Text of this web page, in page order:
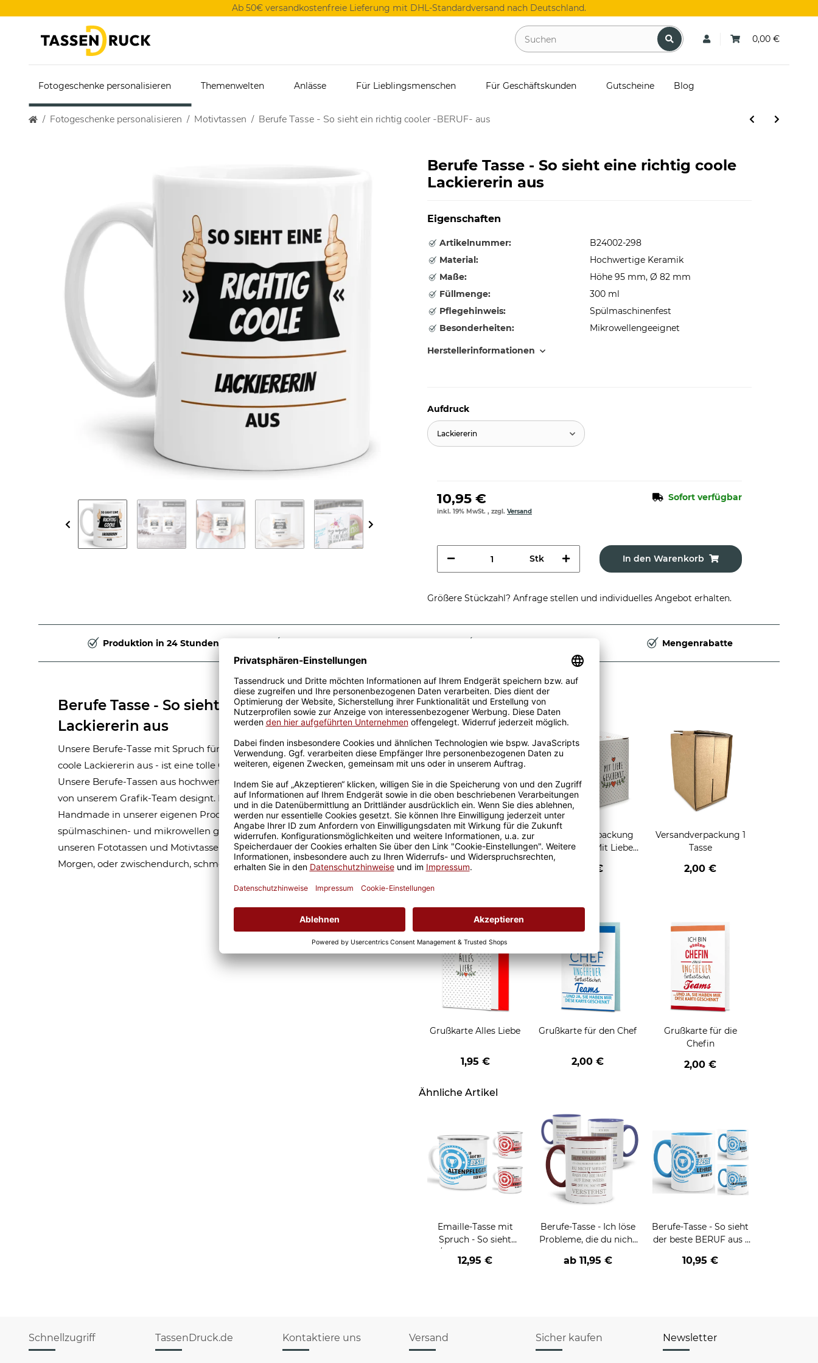
Ab 50€ versandkostenfreie Lieferung mit DHL-Standardversand nach Deutschland.
0,00 €
Fotogeschenke personalisieren Themenwelten Anlässe Für Lieblingsmenschen Für Geschäftskunden Gutscheine Blog
Fotogeschenke personalisieren Motivtassen Berufe Tasse - So sieht ein richtig cooler -BERUF- aus
Berufe Tasse - So sieht eine richtig coole
Lackiererin aus
Eigenschaften
Artikelnummer:
B24002-298
Material:
Hochwertige Keramik
Maße:
Höhe 95 mm, Ø 82 mm
Füllmenge:
300 ml
Pflegehinweis:
Spülmaschinenfest
Besonderheiten:
Mikrowellengeeignet
Herstellerinformationen
Aufdruck
Lackiererin
10,95 € Sofort verfügbar
inkl. 19% MwSt. , zzgl. Versand
Stk In den Warenkorb
Größere Stückzahl? Anfrage stellen und individuelles Angebot erhalten.
Produktion in 24 Stunden Mengenrabatte
Berufe Tasse - So sieht eine richtig coole
Lackiererin aus
Unsere Berufe-Tasse mit Spruch für Frauen-Berufe - So sieht eine richtig
coole Lackiererin aus - ist eine tolle Geschenkidee, egal zu welchem Anlass.
Unsere Berufe-Tassen aus hochwertiger Keramik wurden mit viel Liebe
von unserem Grafik-Team designt. Mit viel Erfahrung werden sie
Handmade in unserer eigenen Produktion bedruckt. Die Kaffeebecher sind
spülmaschinen- und mikrowellen geeignet. Somit ist eine lange Freude an
unseren Fototassen und Motivtassen garantiert und der Kaffee am
Morgen, oder zwischendurch, schmeckt gleich nochmal so gut.
Passende Verpackungen
Geschenkverpackung 1
Tasse mit Fenster
2,50 €
Geschenkverpackung
für Tassen - Mit Liebe
2,95 €
Versandverpackung 1
Tasse
2,00 €
Grußkarten zum Verschenken
Grußkarte Alles Liebe
1,95 €
Grußkarte für den Chef
2,00 €
Grußkarte für die
Chefin
2,00 €
Ähnliche Artikel
Emaille-Tasse mit
Spruch - So sieht
- aus
12,95 €
Berufe-Tasse - Ich löse
Probleme, die du nicht
verschiedene Berufe
ab 11,95 €
Berufe-Tasse - So sieht
der beste BERUF aus -
Männer - Hellblau
10,95 €
Schnellzugriff TassenDruck.de Kontaktiere uns Versand Sicher kaufen Newsletter